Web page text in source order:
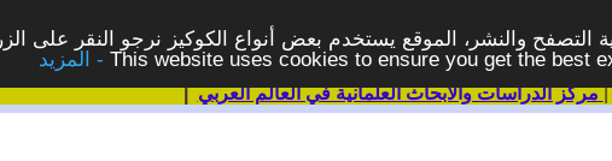
التصفح والنشر، الموقع يستخدم بعض أنواع الكوكيز نرجو النقر على
This website uses cookies to ensure you get the best
|مركز الدراسات والابحاث العلمانية في العالم العربي |